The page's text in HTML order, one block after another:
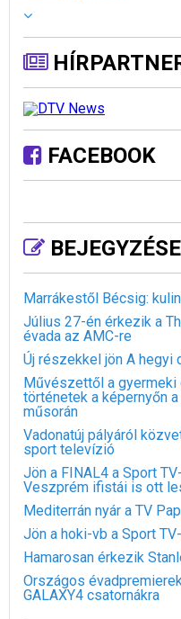
FACEBOOK
Marrákestől Bécsig:
Július 27-én érkezik a
évada az AMC-re
Új részekkel jön A hegyi
Művészettől a
történetek a képernyőn
műsorán
Vadonatúj pályáról
sport televízió
Jön a FINAL4 a Sport
Veszprém ifistái is ott
Mediterrán nyár a TV
Jön a hoki-vb a Sport
Hamarosan érkezik
Országos
GALAXY4 csatornákra